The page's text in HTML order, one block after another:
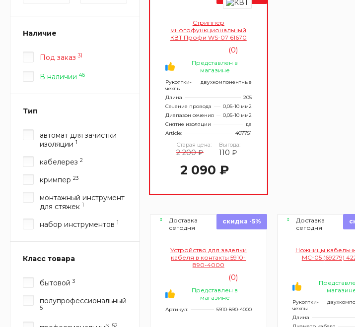
Наличие
Под заказ31
В наличии 46
Тип
автомат для зачистки
изоляции 1
кабелерез 2
кримпер 23
монтажный инструмент
для стяжек 1
набор инструментов 1
Класс товара
бытовой3
полупрофессиональный
5
52
Стриппер
многофункциональный
КВТ Профи WS-07 61670
(0)
Представлен в
магазине
Рукоятки-
чехлы
двухкомпонентные
Длина
205
Сечение провода
0,05-10 мм2
Диапазон сечения
0,05-10 мм2
Снятие изоляции
да
Article:
407751
Старая цена:
2 200 ₽
Выгода:
110 ₽
2 090 ₽
Доставка
сегодня
скидка -5%
Устройство для заделки
кабеля в контакты 5910-
890-4000
(0)
Представлен в
магазине
Артикул: 5910-890-4000
Доставка
сегодня
Ножницы
MC-05 (69279)
Рукоятки-
чехлы
Длина